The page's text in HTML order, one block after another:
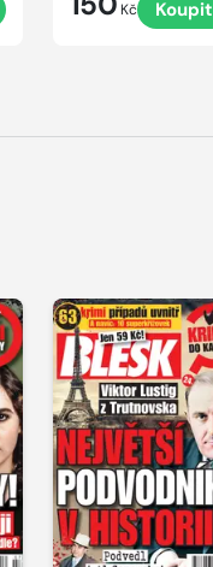
Kč Koupit